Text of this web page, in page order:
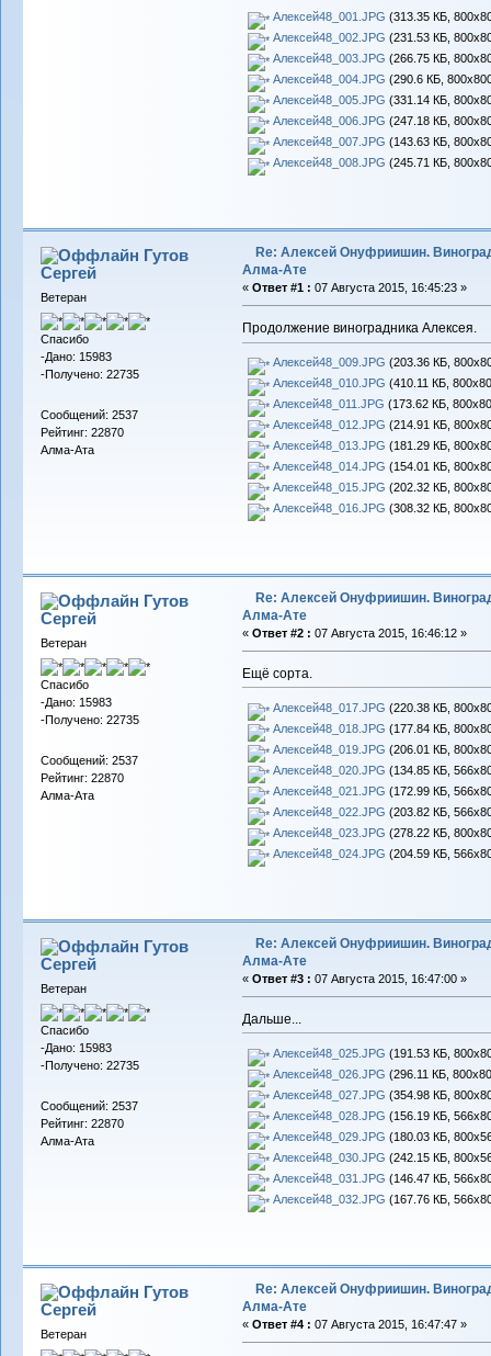
Алексей48_001.JPG (313.35 КБ,
Алексей48_002.JPG (231.53 КБ,
Алексей48_003.JPG (266.75 КБ,
Алексей48_004.JPG (290.6 КБ,
Алексей48_005.JPG (331.14 КБ,
Алексей48_006.JPG (247.18 КБ,
Алексей48_007.JPG (143.63 КБ,
Алексей48_008.JPG (245.71 КБ,
Гутов
Сергей
Ветеран
Спасибо
-Дано: 15983
-Получено: 22735
Сообщений: 2537
Рейтинг: 22870
Алма-Ата
Re: Алексей Онуфриишин.
Алма-Ате
« Ответ #1 : 07 Августа 2015, 16:45:23 »
Продолжение виноградника Алексея.
Алексей48_009.JPG (203.36 КБ,
Алексей48_010.JPG (410.11 КБ,
Алексей48_011.JPG (173.62 КБ,
Алексей48_012.JPG (214.91 КБ,
Алексей48_013.JPG (181.29 КБ,
Алексей48_014.JPG (154.01 КБ,
Алексей48_015.JPG (202.32 КБ,
Алексей48_016.JPG (308.32 КБ,
Гутов
Сергей
Ветеран
Спасибо
-Дано: 15983
-Получено: 22735
Сообщений: 2537
Рейтинг: 22870
Алма-Ата
Re: Алексей Онуфриишин.
Алма-Ате
« Ответ #2 : 07 Августа 2015, 16:46:12 »
Ещё сорта.
Алексей48_017.JPG (220.38 КБ,
Алексей48_018.JPG (177.84 КБ,
Алексей48_019.JPG (206.01 КБ,
Алексей48_020.JPG (134.85 КБ,
Алексей48_021.JPG (172.99 КБ,
Алексей48_022.JPG (203.82 КБ,
Алексей48_023.JPG (278.22 КБ,
Алексей48_024.JPG (204.59 КБ,
Гутов
Сергей
Ветеран
Спасибо
-Дано: 15983
-Получено: 22735
Сообщений: 2537
Рейтинг: 22870
Алма-Ата
Re: Алексей Онуфриишин.
Алма-Ате
« Ответ #3 : 07 Августа 2015, 16:47:00 »
Дальше...
Алексей48_025.JPG (191.53 КБ,
Алексей48_026.JPG (296.11 КБ,
Алексей48_027.JPG (354.98 КБ,
Алексей48_028.JPG (156.19 КБ,
Алексей48_029.JPG (180.03 КБ,
Алексей48_030.JPG (242.15 КБ,
Алексей48_031.JPG (146.47 КБ,
Алексей48_032.JPG (167.76 КБ,
Гутов
Сергей
Ветеран
Re: Алексей Онуфриишин.
Алма-Ате
« Ответ #4 : 07 Августа 2015, 16:47:47 »